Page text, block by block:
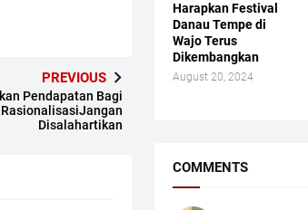
PREVIOUS
Pendapatan Bagi
Disalahartikan
Harapkan Festival
Danau Tempe di
Wajo Terus
Dikembangkan
August 20, 2024
COMMENTS